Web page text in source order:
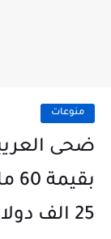
منوعات
ضحى
25 الف دولار الليلة الواحدة . فقط